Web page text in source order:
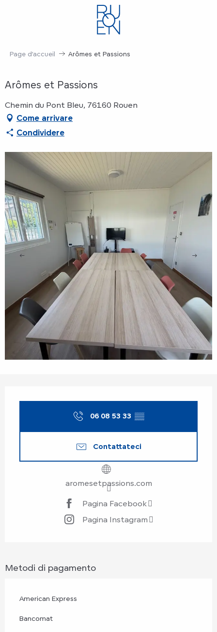
Page d’accueil Arômes et Passions
Arômes et Passions
Chemin du Pont Bleu, 76160 Rouen
Come arrivare
Condividere
06 08 53 33 ▒▒
Contattateci
aromesetpassions.com
Pagina Facebook
Pagina Instagram
Metodi di pagamento
American Express
Bancomat